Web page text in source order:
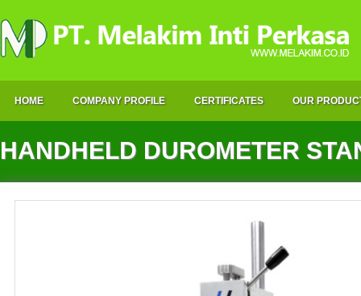
HOME COMPANY PROFILE CERTIFICATES OUR
HANDHELD DUROMETER